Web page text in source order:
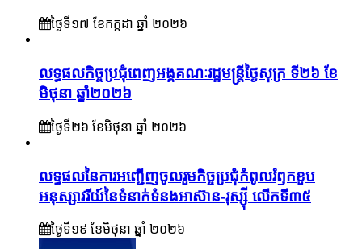
ថ្ងៃទី១៧ ខែ​កក្កដា ឆ្នាំ ២០២៦
លទ្ធផលកិច្ចប្រជុំពេញអង្គគណៈរដ្ឋមន្រ្តីថ្ងៃសុក្រ ទី២៦ ខែ
មិថុនា ឆ្នាំ២០២៦
ថ្ងៃទី២៦ ខែ​មិថុនា ឆ្នាំ ២០២៦
លទ្ធផលនៃការអញ្ជើញចូលរួមកិច្ចប្រជុំកំពូលរំឭកខួប
អនុស្សាវរីយ៍នៃទំនាក់ទំនងអាស៊ាន-រុស្ស៊ី លើកទី៣៥
ថ្ងៃទី១៩ ខែ​មិថុនា ឆ្នាំ ២០២៦